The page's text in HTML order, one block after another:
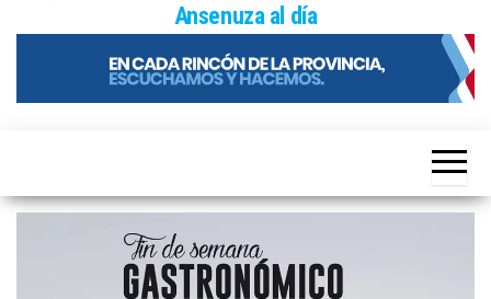
Ansenuza al día